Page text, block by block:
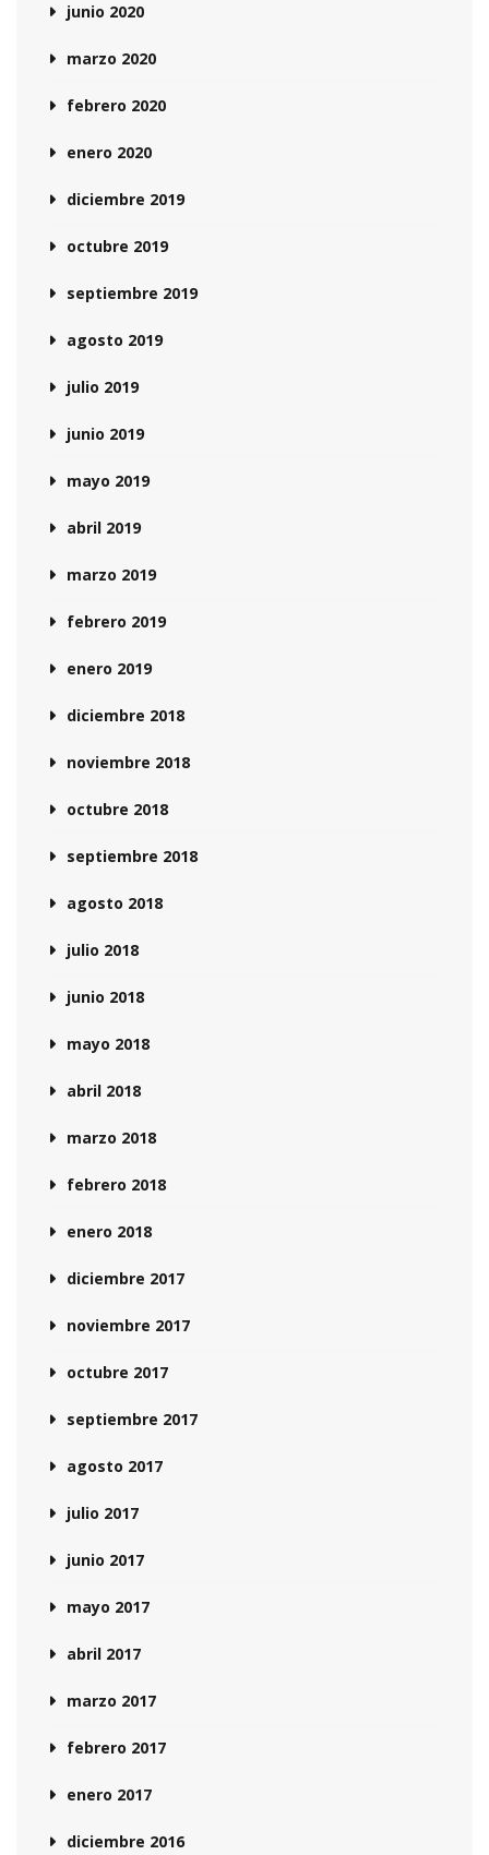
junio 2020
marzo 2020
febrero 2020
enero 2020
diciembre 2019
octubre 2019
septiembre 2019
agosto 2019
julio 2019
junio 2019
mayo 2019
abril 2019
marzo 2019
febrero 2019
enero 2019
diciembre 2018
noviembre 2018
octubre 2018
septiembre 2018
agosto 2018
julio 2018
junio 2018
mayo 2018
abril 2018
marzo 2018
febrero 2018
enero 2018
diciembre 2017
noviembre 2017
octubre 2017
septiembre 2017
agosto 2017
julio 2017
junio 2017
mayo 2017
abril 2017
marzo 2017
febrero 2017
enero 2017
diciembre 2016